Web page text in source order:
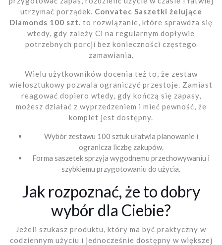
utrzymać porządek. Convatec Saszetki żelujące
Diamonds 100 szt. to rozwiązanie, które sprawdza się
wtedy, gdy zależy Ci na regularnym dopływie
potrzebnych porcji bez konieczności częstego
zamawiania.
Wielu użytkowników docenia też to, że zestaw
wielosztukowy pozwala ograniczyć przestoje. Zamiast
reagować dopiero wtedy, gdy kończą się zapasy,
możesz działać z wyprzedzeniem i mieć pewność, że
komplet jest dostępny.
Wybór zestawu 100 sztuk ułatwia planowanie i
ogranicza liczbę zakupów.
Forma saszetek sprzyja wygodnemu przechowywaniu i
szybkiemu przygotowaniu do użycia.
Jak rozpoznać, że to dobry
wybór dla Ciebie?
Jeżeli szukasz produktu, który ma być praktyczny w
codziennym użyciu i jednocześnie dostępny w większej